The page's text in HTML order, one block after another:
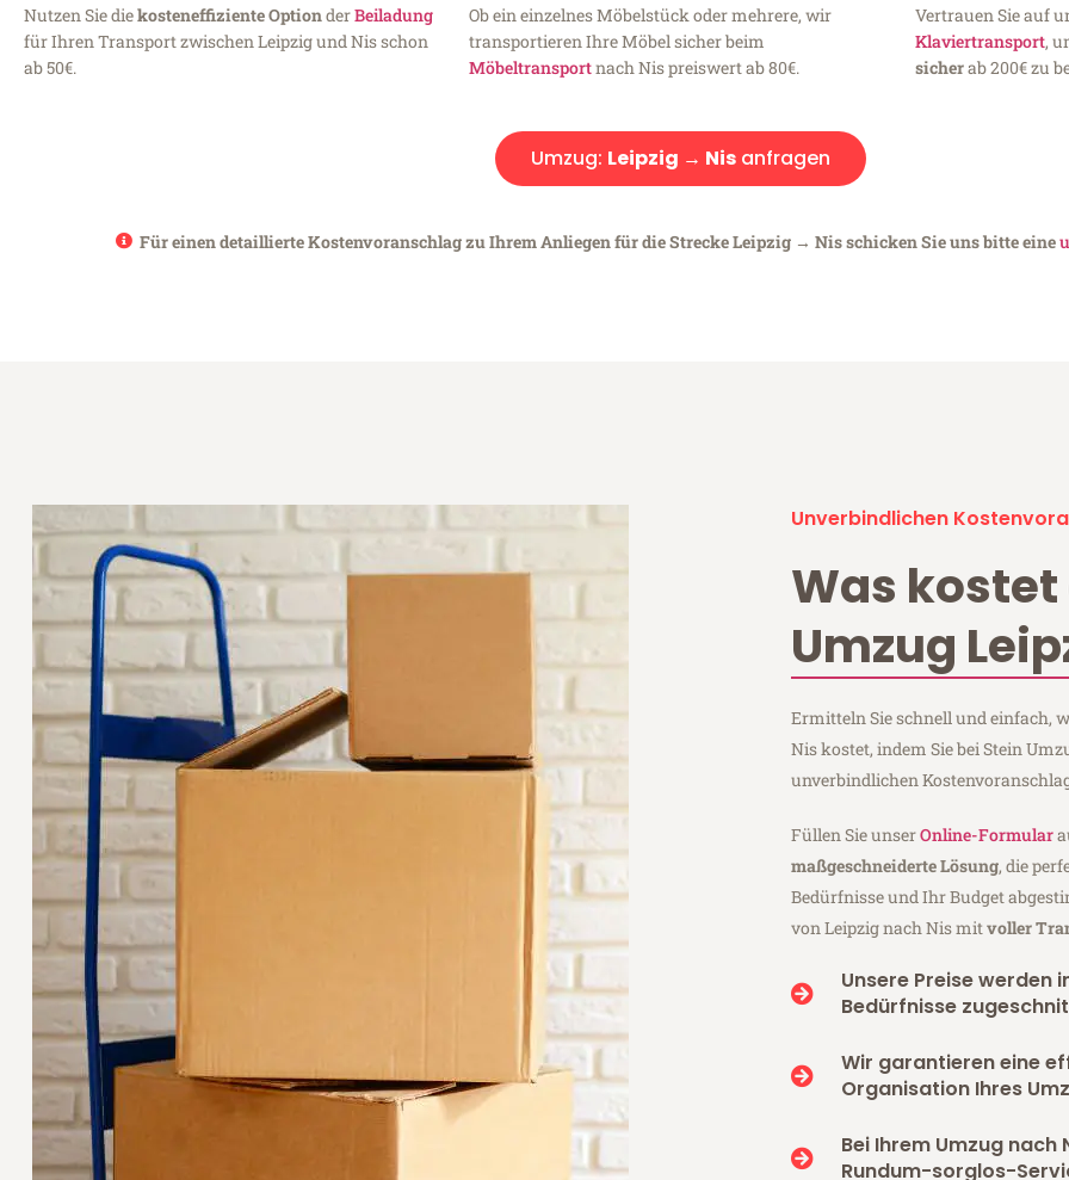
Nutzen Sie diekosteneffiziente OptionderBeiladung
für Ihren Transport zwischen Leipzig und Nis schon
ab 50€.
Ob ein einzelnes Möbelstück oder mehrere, wir
transportieren Ihre Möbel sicher beim
Möbeltransportnach Nis preiswert ab 80€.
Vertrauen Sie auf
Klaviertransport,
sicherab 200€ zu
Umzug: Leipzig → Nisanfragen
Für einen detaillierte Kostenvoranschlag zu Ihrem Anliegen für die Strecke Leipzig → Nis schicken Sie uns bitte eine
Unverbindlichen
Was kostet
Umzug
Ermitteln Sie schnell und einfach,
Nis kostet, indem Sie bei Stein
unverbindlichen
Füllen Sie unserOnline-Formular
maßgeschneiderte Lösung, die
Bedürfnisse und Ihr Budget
von Leipzig nach Nis mitvoller
Unsere Preise werden
Bedürfnisse
Wir garantieren eine
Organisation Ihres
Bei Ihrem Umzug nach
Rundum-sorglos-